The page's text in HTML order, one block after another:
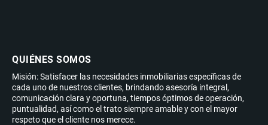
QUIÉNES SOMOS
Misión: Satisfacer las necesidades inmobiliarias específicas de
cada uno de nuestros clientes, brindando asesoría integral,
comunicación clara y oportuna, tiempos óptimos de operación,
puntualidad, así como el trato siempre amable y con el mayor
respeto que el cliente nos merece.